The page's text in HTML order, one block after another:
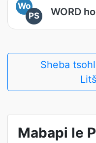
Wo
PS
WORD
Sheba
Mabapi le